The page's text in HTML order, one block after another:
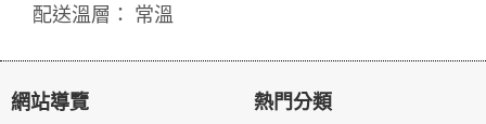
配送溫層： 常溫
網站導覽 熱門分類